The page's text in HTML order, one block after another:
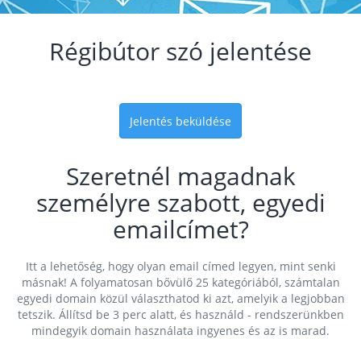
Régibútor szó jelentése
Jelentés beküldése
Szeretnél magadnak
személyre szabott, egyedi
emailcímet?
Itt a lehetőség, hogy olyan email címed legyen, mint senki
másnak! A folyamatosan bővülő 25 kategóriából, számtalan
egyedi domain közül választhatod ki azt, amelyik a legjobban
tetszik. Állítsd be 3 perc alatt, és használd - rendszerünkben
mindegyik domain használata ingyenes és az is marad.